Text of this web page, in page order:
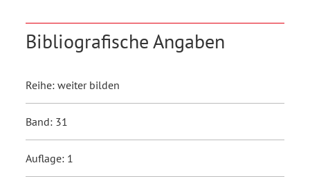
Bibliografische Angaben
Reihe: weiter bilden
Band: 31
Auflage: 1